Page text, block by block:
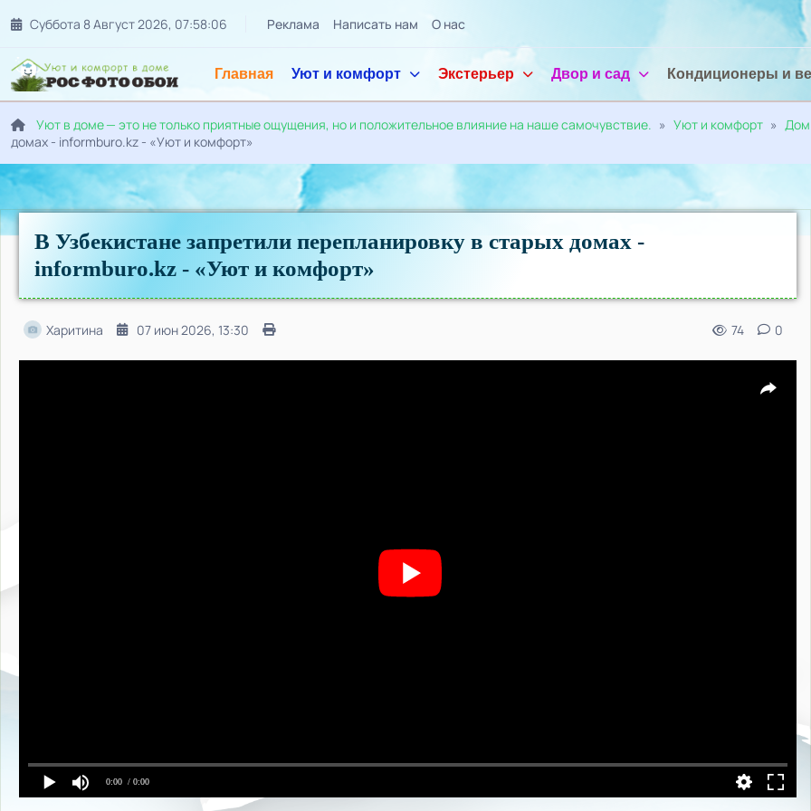
Суббота 8 Август 2026, 07:58:07 Реклама Написать нам О нас
Главная Уют и комфорт Экстерьер Двор и сад Кондиционеры и
Уют в доме — это не только приятные ощущения, но и положительное влияние на наше самочувствие. » Уют и комфорт » Дом
домах - informburo.kz - «Уют и комфорт»
В Узбекистане запретили перепланировку в старых домах -
informburo.kz - «Уют и комфорт»
Харитина 07 июн 2026, 13:30 74 0
0:00 / 0:00